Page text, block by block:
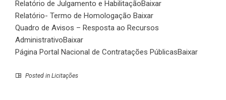
Relatório de Julgamento e HabilitaçãoBaixar
Relatório- Termo de Homologação Baixar
Quadro de Avisos – Resposta ao Recursos
AdministrativoBaixar
Página Portal Nacional de Contratações PúblicasBaixar
Posted in Licitações